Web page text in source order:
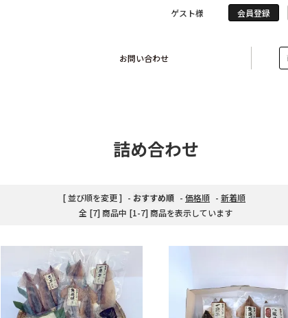
ゲスト様 会員登録
父の日・母の日 2,001円～4,000円
お問い合わせ
詰め合わせ
[ 並び順を変更 ] - おすすめ順 - 価格順 - 新着順
全 [7] 商品中 [1-7] 商品を表示しています